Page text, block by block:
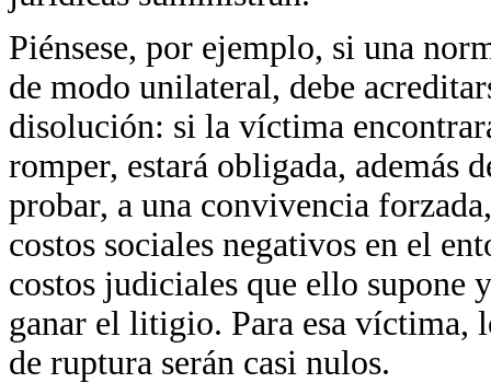
Piénsese, por ejemplo, si una
de modo unilateral, debe
disolución: si la víctima
romper, estará obligada, además
probar, a una convivencia
costos sociales negativos en el
costos judiciales que ello supone
ganar el litigio. Para esa víctima,
de ruptura serán casi nulos.